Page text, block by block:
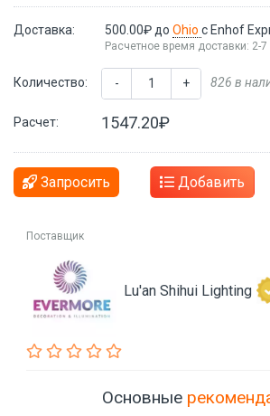
Доставка: 500.00₽ до Ohio с Enhof
Расчетное время доставки: 2-
Количество: - + 826 в
Расчет: 1547.20₽
Запросить Добавить
Поставщик
Lu'an Shihui Lighting
Основные